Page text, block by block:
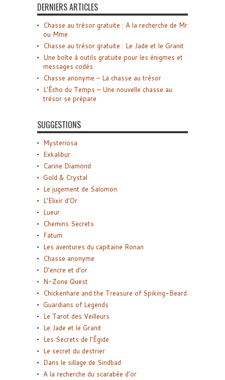
DERNIERS ARTICLES
Chasse au trésor gratuite : A la recherche de Mr
ou Mme
Chasse au trésor gratuite : Le Jade et le Granit
Une boîte à outils gratuite pour les énigmes et
messages codés
Chasse anonyme – La chasse au trésor
L’Écho du Temps – Une nouvelle chasse au
trésor se prépare
SUGGESTIONS
Mysteriosa
Exkalibur
Carine Diamond
Gold & Crystal
Le jugement de Salomon
L’Elixir d’Or
Lueur
Chemins Secrets
Fatum
Les aventures du capitaine Ronan
Chasse anonyme
D’encre et d’or
N-Zone Quest
Chickenhare and the Treasure of Spiking-Beard
Guardians of Legends
Le Tarot des Veilleurs
Le Jade et le Granit
Les Secrets de l’Égide
Le secret du destrier
Dans le sillage de Sindbad
A la recherche du scarabée d’or